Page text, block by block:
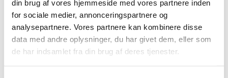
din brug af vores hjemmeside med vores partnere inden
for sociale medier, annonceringspartnere og
analysepartnere. Vores partnere kan kombinere disse
data med andre oplysninger, du har givet dem, eller som
de har indsamlet fra din brug af deres tjenester.
På den måde kan dusammenligne priserneog vurdere, om
det samlede tilbud med samlerabat er den mest
fordelagtige løsning for dig. Det handler om at sikre, at du
får den bedste kombination af dækning og